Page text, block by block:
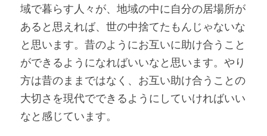
域で暮らす人々が、地域の中に自分の居場所が
あると思えれば、世の中捨てたもんじゃないな
と思います。昔のようにお互いに助け合うこと
ができるようになればいいなと思います。やり
方は昔のままではなく、お互い助け合うことの
大切さを現代でできるようにしていければいい
なと感じています。